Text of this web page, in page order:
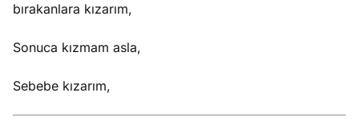
bırakanlara kızarım,
Sonuca kızmam asla,
Sebebe kızarım,